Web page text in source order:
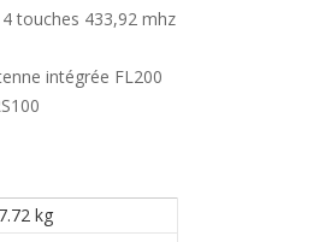
touches 433,92 mhz
intégrée FL200
kg